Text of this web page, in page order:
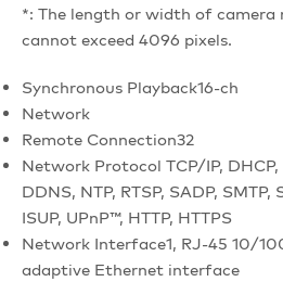
*: The length or width of camera
cannot exceed 4096 pixels.
Synchronous Playback16-ch
Network
Remote Connection32
Network Protocol TCP/IP,
DDNS, NTP, RTSP, SADP, SMTP,
ISUP, UPnP™, HTTP, HTTPS
Network Interface1, RJ-45 10/
adaptive Ethernet interface